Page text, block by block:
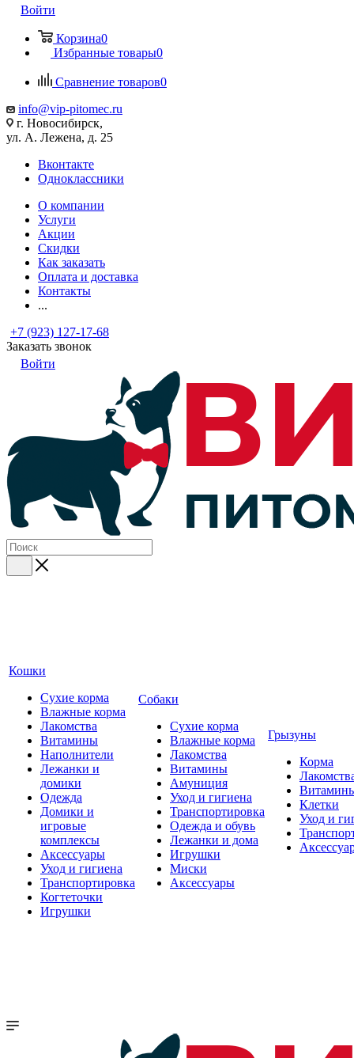
Войти
Корзина0
Избранные товары0
Сравнение товаров0
info@vip-pitomec.ru
г. Новосибирск,
ул. А. Лежена, д. 25
Вконтакте
Одноклассники
О компании
Услуги
Акции
Скидки
Как заказать
Оплата и доставка
Контакты
...
+7 (923) 127-17-68
Заказать звонок
Войти
Кошки
Сухие корма
Влажные корма
Лакомства
Витамины
Наполнители
Лежанки и
домики
Одежда
Домики и
игровые
комплексы
Аксессуары
Уход и гигиена
Транспортировка
Когтеточки
Игрушки
Собаки
Сухие корма
Влажные корма
Лакомства
Витамины
Амуниция
Уход и гигиена
Транспортировка
Одежда и обувь
Лежанки и дома
Игрушки
Миски
Аксессуары
Грызуны
Корма
Клетки
Уход и